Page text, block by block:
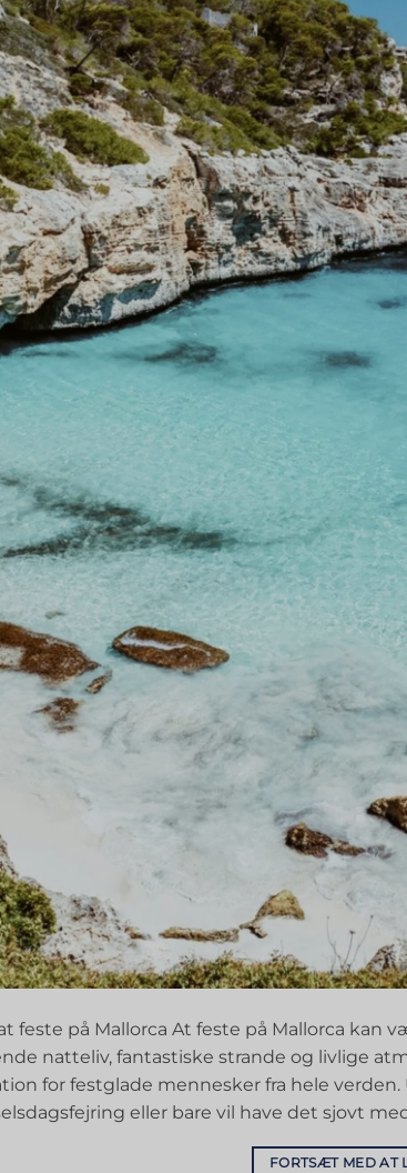
feste på Mallorca At feste på Mallorca kan
natteliv, fantastiske strande og livlige
for festglade mennesker fra hele
eller bare vil have det sjovt
FORTSÆT MED AT